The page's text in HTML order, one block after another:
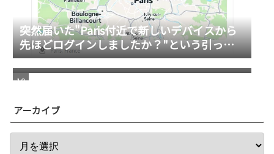
突然届いた"Paris付近で新しいデバイスから
先ほどログインしましたか？"という引っか
けスパムメール
進化する画像システム／グーグルレンズを使
ってショップへ誘導
アーカイブ